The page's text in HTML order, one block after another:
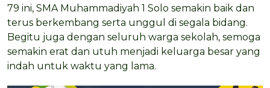
79 ini, SMA Muhammadiyah 1 Solo semakin baik dan
terus berkembang serta unggul di segala bidang.
Begitu juga dengan seluruh warga sekolah, semoga
semakin erat dan utuh menjadi keluarga besar yang
indah untuk waktu yang lama.